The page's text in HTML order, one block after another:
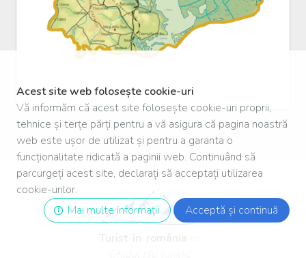
Acest site web folosește cookie-uri
Vă informăm că acest site folosește cookie-uri proprii,
tehnice și terțe părți pentru a vă asigura că pagina noastră
web este ușor de utilizat și pentru a garanta o
funcționalitate ridicată a paginii web. Continuând să
parcurgeți acest site, declarați să acceptați utilizarea
cookie-urilor.
Acceptă și continuă
Mai multe informații